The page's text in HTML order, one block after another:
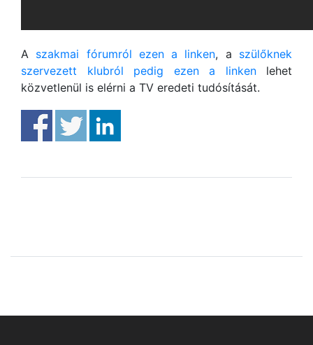
A szakmai fórumról ezen a linken, a szülőknek
szervezett klubról pedig ezen a linkenlehet
közvetlenül is elérni a TV eredeti tudósítását.